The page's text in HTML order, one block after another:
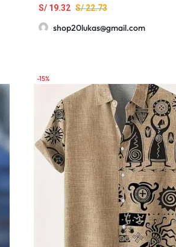
S/22.73
S/ 19.32
shop20lukas@gmail.com
-15%